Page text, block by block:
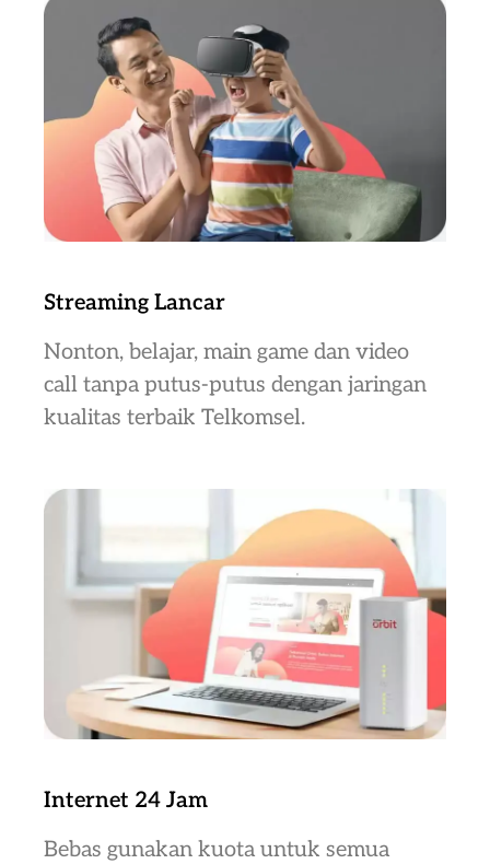
Streaming Lancar
Nonton, belajar, main game dan video
call tanpa putus-putus dengan jaringan
kualitas terbaik Telkomsel.
Internet 24 Jam
Bebas gunakan kuota untuk semua